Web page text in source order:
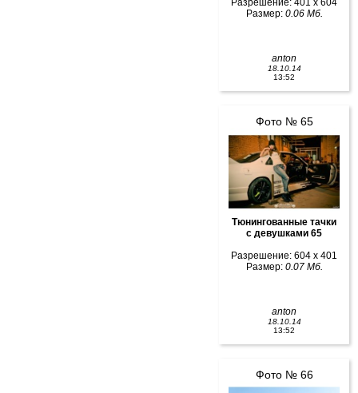
Разрешение: 401 x 604
Размер: 0.06 Мб.
anton
18.10.14
13:52
Фото № 65
Тюнингованные тачки
с девушками 65
Разрешение: 604 x 401
Размер: 0.07 Мб.
anton
18.10.14
13:52
Фото № 66